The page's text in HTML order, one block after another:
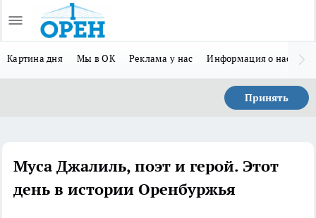
Картина дня Мы в ОК Реклама у нас Информация о нас
Принять
Муса Джалиль, поэт и герой. Этот
день в истории Оренбуржья